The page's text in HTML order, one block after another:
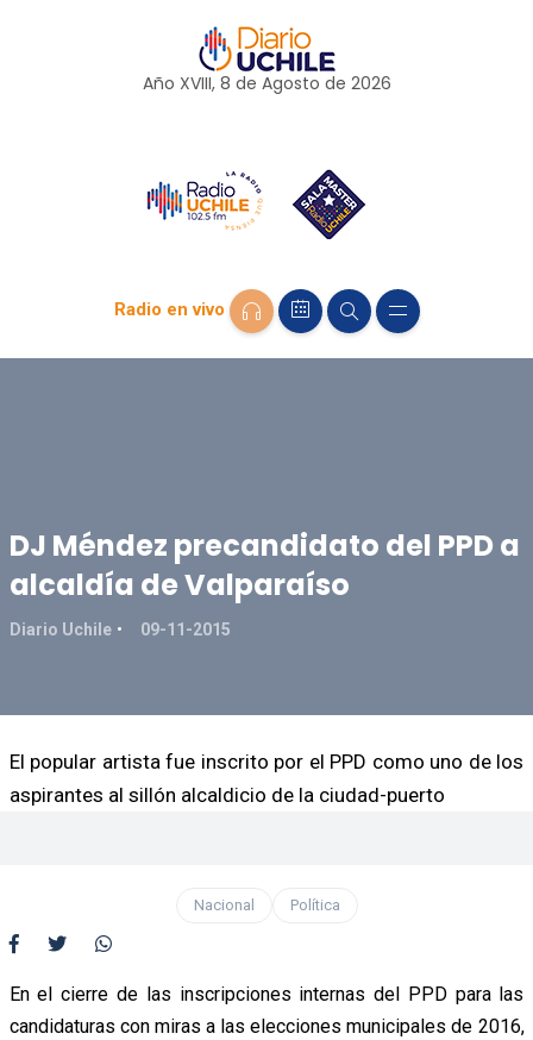
Año XVIII, 8 de Agosto de 2026
Radio en vivo
DJ Méndez precandidato del PPD a
alcaldía de Valparaíso
Diario Uchile 09-11-2015
El popular artista fue inscrito por el PPD como uno de los
aspirantes al sillón alcaldicio de la ciudad-puerto
Nacional Política
En el cierre de las inscripciones internas del PPD para las
candidaturas con miras a las elecciones municipales de 2016,